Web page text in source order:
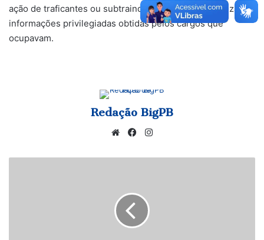
ação de traficantes ou subtraindo entorpecentes utilizando
informações privilegiadas obtidas pelos cargos que
ocupavam.
Redação BigPB
WebsiteFacebook